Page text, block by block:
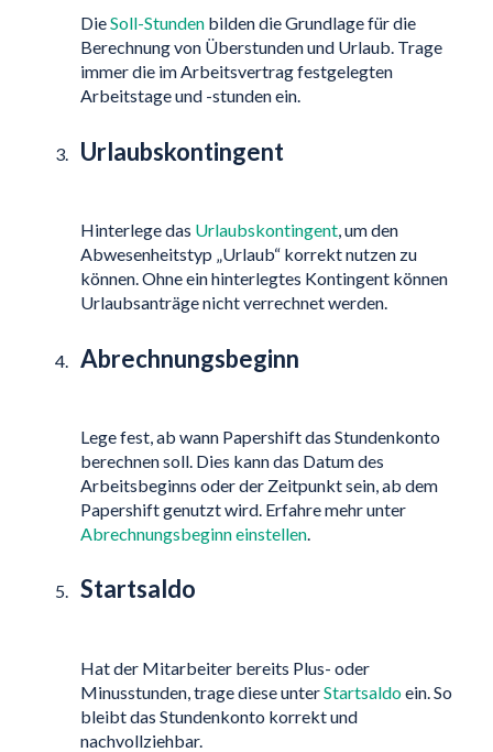
DieSoll-Stunden bilden die Grundlage für die
Berechnung von Überstunden und Urlaub. Trage
immer die im Arbeitsvertrag festgelegten
Arbeitstage und -stunden ein.
Urlaubskontingent
Hinterlege das Urlaubskontingent, um den
Abwesenheitstyp „Urlaub“ korrekt nutzen zu
können. Ohne ein hinterlegtes Kontingent können
Urlaubsanträge nicht verrechnet werden.
Abrechnungsbeginn
Lege fest, ab wann Papershift das Stundenkonto
berechnen soll. Dies kann das Datum des
Arbeitsbeginns oder der Zeitpunkt sein, ab dem
Papershift genutzt wird. Erfahre mehr unter
Abrechnungsbeginn einstellen.
Startsaldo
Hat der Mitarbeiter bereits Plus- oder
Minusstunden, trage diese unterStartsaldoein. So
bleibt das Stundenkonto korrekt und
nachvollziehbar.